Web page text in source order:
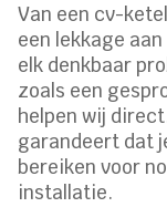
Van een cv-
een lekkage
elk denkbaar
zoals een
helpen wij
garandeert dat
bereiken voor
installatie.